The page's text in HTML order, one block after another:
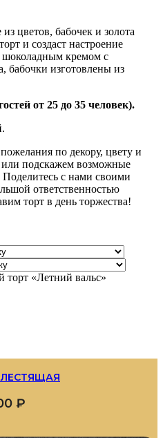
цветов, бабочек и золота
и создаст настроение
шоколадным кремом с
бабочки изготовлены из
от 25 до 35 человек).
по декору, цвету и
или подскажем возможные
с нами своими
ответственностью
торт в день торжества!
торт «Летний вальс»
₽